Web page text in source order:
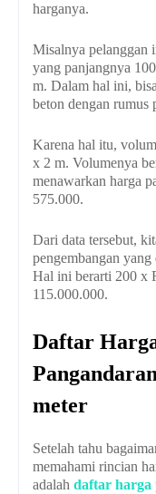
harganya.
Misalnya pelanggan
yang panjangnya
m. Dalam hal ini,
beton dengan rumus
Karena hal itu,
x 2 m. Volumenya
menawarkan harga
575.000.
Dari data tersebut,
pengembangan
Hal ini berarti 200 x
115.000.000.
Daftar
meter
Setelah tahu
memahami rincian
adalah daftar harga